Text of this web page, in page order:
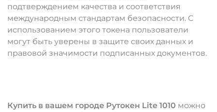
подтверждением качества и соответствия
международным стандартам безопасности. С
использованием этого токена пользователи
могут быть уверены в защите своих данных и
правовой значимости подписанных документов.
Купить в вашем городе Рутокен Lite 1010 можно